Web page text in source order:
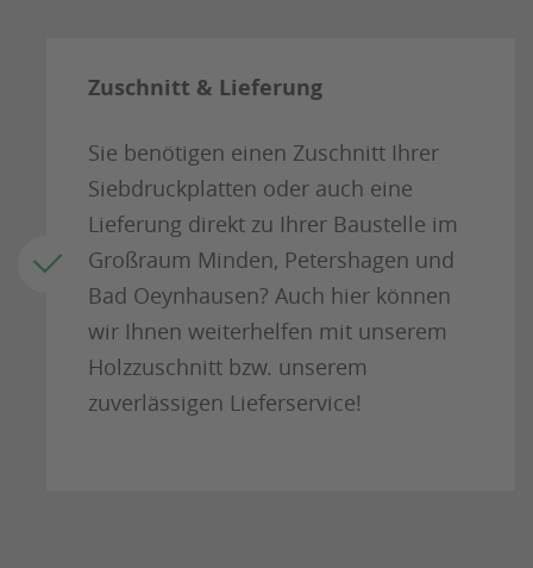
Zuschnitt & Lieferung
Sie benötigen einen Zuschnitt Ihrer
Siebdruckplatten oder auch eine
Lieferung direkt zu Ihrer Baustelle im
Großraum Minden, Petershagen und
Bad Oeynhausen? Auch hier können
wir Ihnen weiterhelfen mit unserem
Holzzuschnitt bzw. unserem
zuverlässigen Lieferservice!